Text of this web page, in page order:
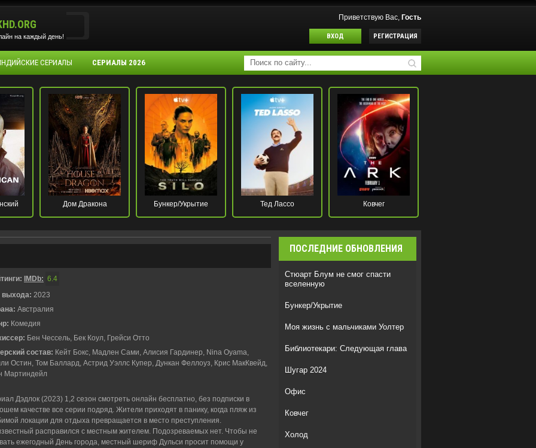
на каждый день!
Приветствую Вас, Гость
ВХОД РЕГИСТРАЦИЯ
СЕРИАЛЫ СЕРИАЛЫ 2026
Дом Дракона Бункер/Укрытие Тед Лассо Ковчег
IMDb: 6.4
выхода: 2023
Австралия
Комедия
Бен Чессель, Бек Коул, Грейси Отто
состав: Кейт Бокс, Мадлен Сами, Алисия Гардинер, Nina Oyama,
Остин, Том Баллард, Астрид Уэллс Купер, Дункан Феллоуз, Крис МакКвейд,
Мартиндейл
Дэдлок (2023) 1,2 сезон смотреть онлайн бесплатно, без подписки в
качестве все серии подряд. Жители приходят в панику, когда пляж из
локации для отдыха превращается в место преступления.
расправился с местным жителем. Подозреваемых нет. Чтобы не
ежегодный День города, местный шериф Дульси просит помощи у
ПОСЛЕДНИЕ ОБНОВЛЕНИЯ
Стюарт Блум не смог спасти
вселенную
Бункер/Укрытие
Моя жизнь с мальчиками Уолтер
Библиотекари: Следующая глава
Шугар 2024
Офис
Ковчег
Холод